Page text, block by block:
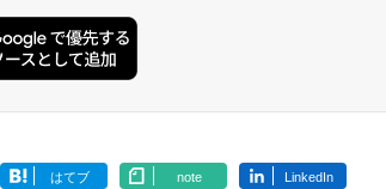
はてブ note LinkedIn